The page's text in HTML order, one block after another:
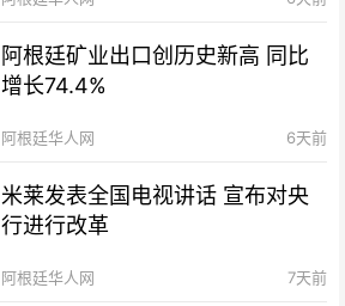
阿根廷矿业出口创历史新高 同比
增长74.4%
阿根廷华人网 6天前
米莱发表全国电视讲话 宣布对央
行进行改革
阿根廷华人网 7天前